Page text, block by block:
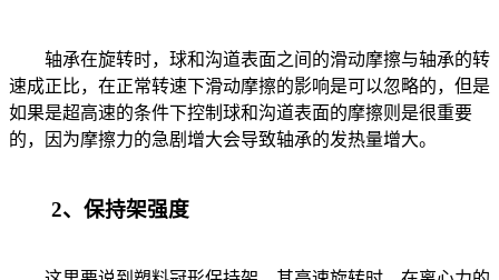
轴承在旋转时，球和沟道表面之间的滑动摩擦与轴承的转
速成正比，在正常转速下滑动摩擦的影响是可以忽略的，但是
如果是超高速的条件下控制球和沟道表面的摩擦则是很重要
的，因为摩擦力的急剧增大会导致轴承的发热量增大。
2、保持架强度